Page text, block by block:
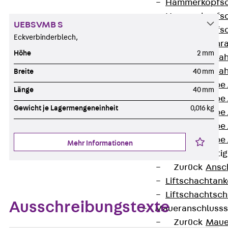
Zahnschraube
Zahnschraube
Zahnschraube
Zahnschraube
Zahnschraube
Zurück
Zurück
UEBSVMB S
Eckverbinderblech,
Höhe 2 mm
Breite 40 mm
Länge 40 mm
Gewicht je Lagermengeneinheit 0,016 kg
Mehr Informationen
Ausschreibungstexte